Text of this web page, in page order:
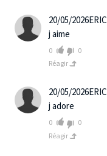
20/05/2026ERIC
j aime
0
0
Réagir
20/05/2026ERIC
j adore
0
0
Réagir